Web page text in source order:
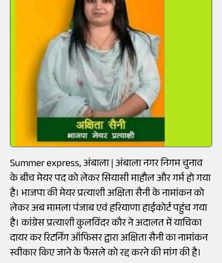
Summer express, अंबाला | अंबाला नगर निगम चुनाव
के बीच मेयर पद को लेकर सियासी माहौल और गर्म हो गया
है। भाजपा की मेयर प्रत्याशी अक्षिता सैनी के नामांकन को
लेकर अब मामला पंजाब एवं हरियाणा हाईकोर्ट पहुंच गया
है। कांग्रेस प्रत्याशी कुलविंदर कौर ने अदालत में याचिका
दायर कर रिटर्निंग ऑफिसर द्वारा अक्षिता सैनी का नामांकन
स्वीकार किए जाने के फैसले को रद्द करने की मांग की है।